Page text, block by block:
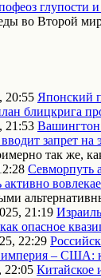
во Второй
20:55 Японский
21:53 Вашингтон
так же,
Севморпуть
21:19
22:29
22:05 Китайское